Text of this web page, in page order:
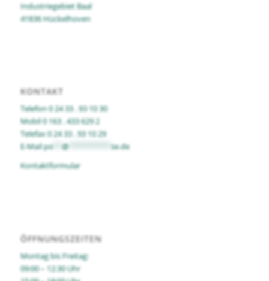
Industriegebiet Baal
41836 Hückelhoven
KONTAKT
Telefon 0 24 33 . 93 10 30
Mobil 0 163 . 433 629 2
Telefax 0 24 33 . 93 10 29
E-Mailpo**@**********se.de
Kontaktformular
ÖFFNUNGSZEITEN
Montag bis Freitag:
09:00 – 12:30 Uhr